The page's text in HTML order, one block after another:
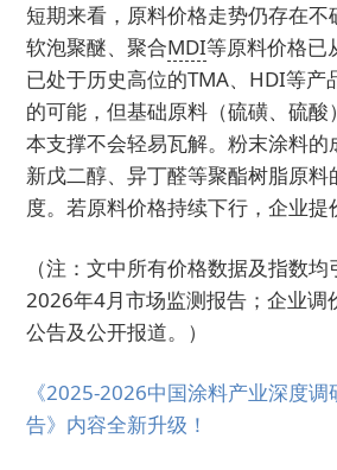
短期来看，原料价格走势仍存在不
软泡聚醚、聚合MDI等原料价格已
已处于历史高位的TMA、HDI等产
的可能，但基础原料（硫磺、硫
本支撑不会轻易瓦解。粉末涂料
新戊二醇、异丁醛等聚酯树脂原料
度。若原料价格持续下行，企业提
（注：文中所有价格数据及指数
2026年4月市场监测报告；企业调
公告及公开报道。）
《2025-2026中国涂料产业深度
告》内容全新升级！